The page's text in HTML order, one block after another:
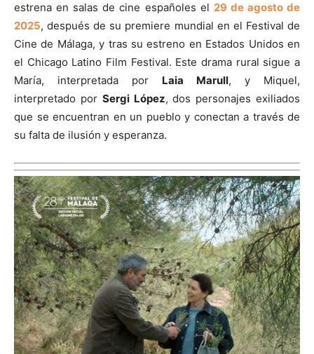
estrena en salas de cine españoles el 29 de agosto de
2025, después de su premiere mundial en el Festival de
Cine de Málaga, y tras su estreno en Estados Unidos en
el Chicago Latino Film Festival. Este drama rural sigue a
María, interpretada por Laia Marull, y Miquel,
interpretado por Sergi López, dos personajes exiliados
que se encuentran en un pueblo y conectan a través de
su falta de ilusión y esperanza.